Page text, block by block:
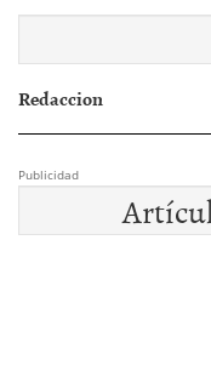
Redaccion
Publicidad